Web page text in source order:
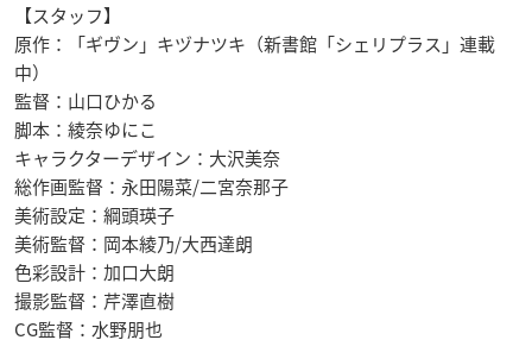
【スタッフ】
原作：「ギヴン」キヅナツキ（新書館「シェリプラス」連載
中）
監督：山口ひかる
脚本：綾奈ゆにこ
キャラクターデザイン：大沢美奈
総作画監督：永田陽菜/二宮奈那子
美術設定：綱頭瑛子
美術監督：岡本綾乃/大西達朗
色彩設計：加口大朗
撮影監督：芹澤直樹
CG監督：水野朋也